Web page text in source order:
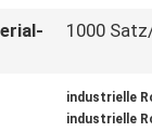
1000
industrielle
industrielle